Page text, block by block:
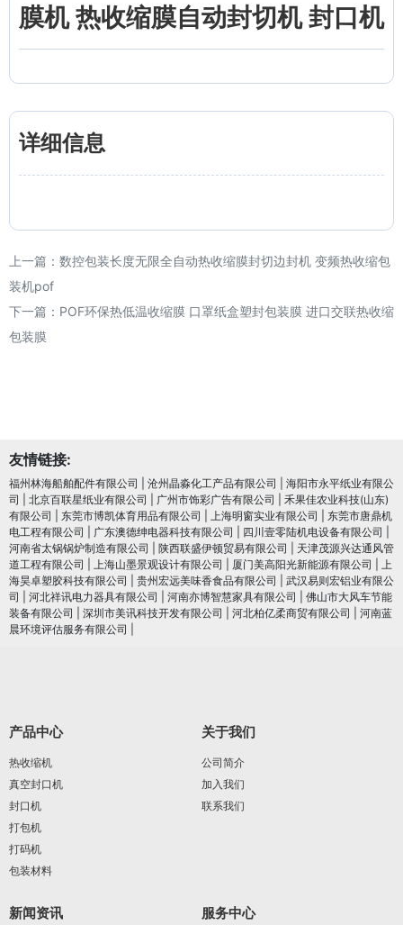
膜机 热收缩膜自动封切机 封口机
详细信息
上一篇： 数控包装长度无限全自动热收缩膜封切边封机 变频热收缩包
装机pof
下一篇： POF环保热低温收缩膜 口罩纸盒塑封包装膜 进口交联热收缩
包装膜
友情链接:
福州林海船舶配件有限公司 沧州晶淼化工产品有限公司
海阳市永平纸业有限公
司
北京百联星纸业有限公司 广州市饰彩广告有限公司
禾果佳农业科技(山东)
有限公司
东莞市博凯体育用品有限公司 上海明窗实业有限公司
东莞市唐鼎机
电工程有限公司
广东澳德绅电器科技有限公司 四川壹零陆机电设备有限公司
河南省太锅锅炉制造有限公司
陕西联盛伊顿贸易有限公司
天津茂源兴达通风管
道工程有限公司
上海山墨景观设计有限公司 厦门美高阳光新能源有限公司
上
海昊卓塑胶科技有限公司
贵州宏远美味香食品有限公司
武汉易则宏铝业有限公
司
河北祥讯电力器具有限公司 河南亦博智慧家具有限公司
佛山市大风车节能
装备有限公司
深圳市美讯科技开发有限公司 河北柏亿柔商贸有限公司
河南蓝
晨环境评估服务有限公司
产品中心
热收缩机
真空封口机
封口机
打包机
打码机
包装材料
关于我们
公司简介
加入我们
联系我们
新闻资讯 服务中心